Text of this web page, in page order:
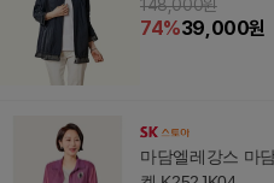
148,000원
74%39,000원
마담엘레강스 마